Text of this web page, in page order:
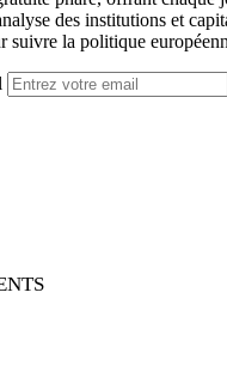
des institutions et
suivre la politique